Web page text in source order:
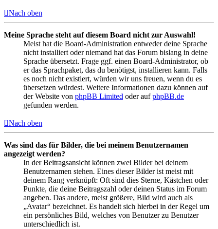
Nach oben
Meine Sprache steht auf diesem Board nicht zur Auswahl!
Meist hat die Board-Administration entweder deine Sprache
nicht installiert oder niemand hat das Forum bislang in deine
Sprache übersetzt. Frage ggf. einen Board-Administrator, ob
er das Sprachpaket, das du benötigst, installieren kann. Falls
es noch nicht existiert, würden wir uns freuen, wenn du es
übersetzen würdest. Weitere Informationen dazu können auf
der Website von phpBB Limited oder aufphpBB.de
gefunden werden.
Nach oben
Was sind das für Bilder, die bei meinem Benutzernamen
angezeigt werden?
In der Beitragsansicht können zwei Bilder bei deinem
Benutzernamen stehen. Eines dieser Bilder ist meist mit
deinem Rang verknüpft: Oft sind dies Sterne, Kästchen oder
Punkte, die deine Beitragszahl oder deinen Status im Forum
angeben. Das andere, meist größere, Bild wird auch als
„Avatar“ bezeichnet. Es handelt sich hierbei in der Regel um
ein persönliches Bild, welches von Benutzer zu Benutzer
unterschiedlich ist.